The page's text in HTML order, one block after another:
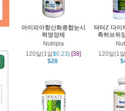
아이피아항산화종합눈시
력영양제
Nutripia
120알(1알$0.23) [38]
$28
닥터Z 다이
축허브위
120알(1알